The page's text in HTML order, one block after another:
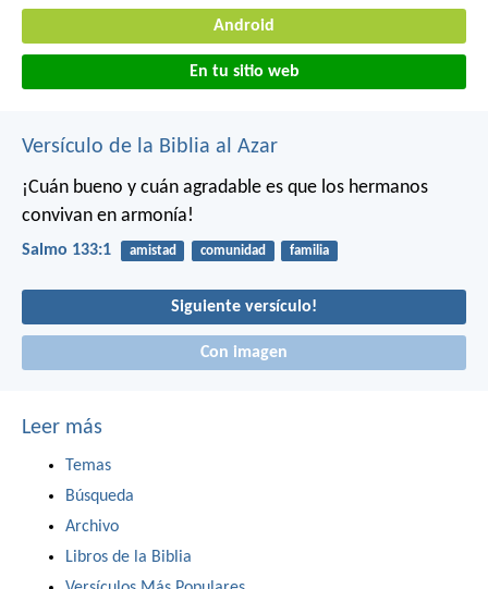
Android
En tu sitio web
Versículo de la Biblia al Azar
¡Cuán bueno y cuán agradable es que los hermanos
convivan en armonía!
Salmo 133:1 amistad comunidad familia
Siguiente versículo!
Con imagen
Leer más
Temas
Búsqueda
Archivo
Libros de la Biblia